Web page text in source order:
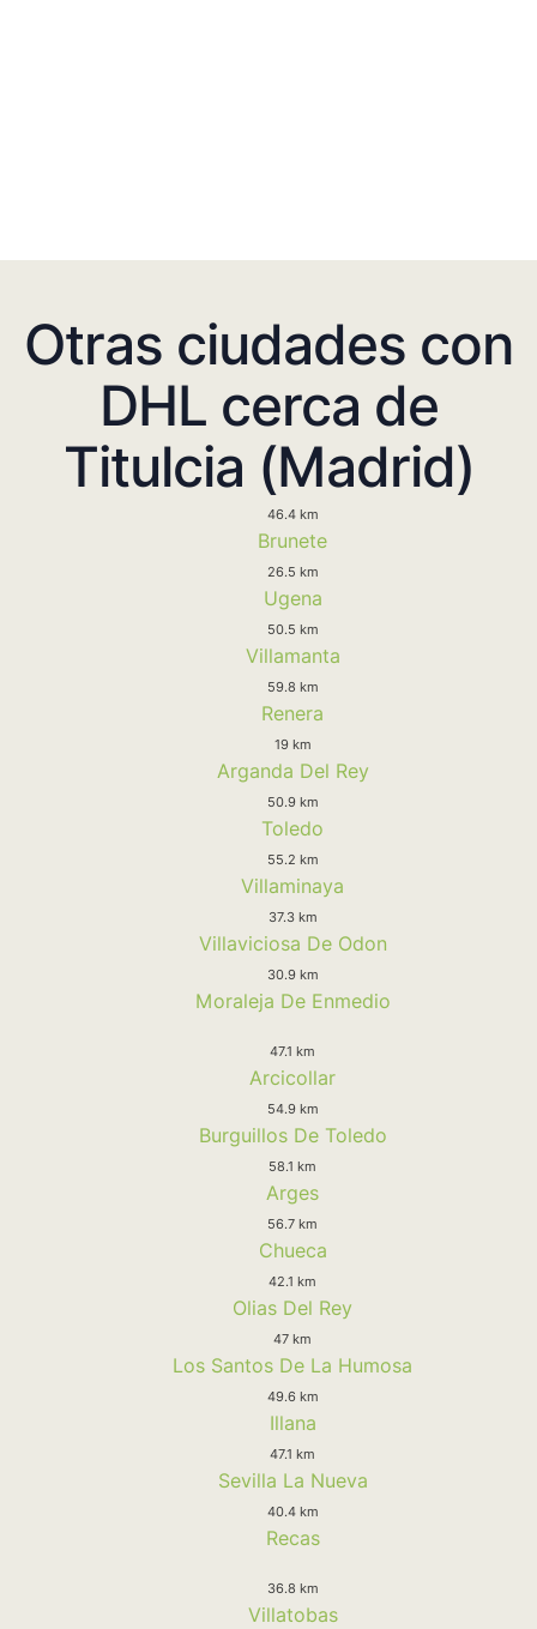
Otras ciudades con
DHL cerca de
Titulcia (Madrid)
46.4 km
Brunete
26.5 km
Ugena
50.5 km
Villamanta
59.8 km
Renera
19 km
Arganda Del Rey
50.9 km
Toledo
55.2 km
Villaminaya
37.3 km
Villaviciosa De Odon
30.9 km
Moraleja De Enmedio
47.1 km
Arcicollar
54.9 km
Burguillos De Toledo
58.1 km
Arges
56.7 km
Chueca
42.1 km
Olias Del Rey
47 km
Los Santos De La Humosa
49.6 km
Illana
47.1 km
Sevilla La Nueva
40.4 km
Recas
36.8 km
Villatobas